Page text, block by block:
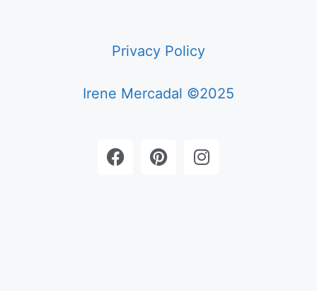
Privacy Policy
Irene Mercadal ©2025